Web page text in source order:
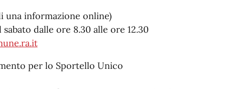
una informazione online)
dalle ore 8.30 alle ore 12.30
per lo Sportello Unico